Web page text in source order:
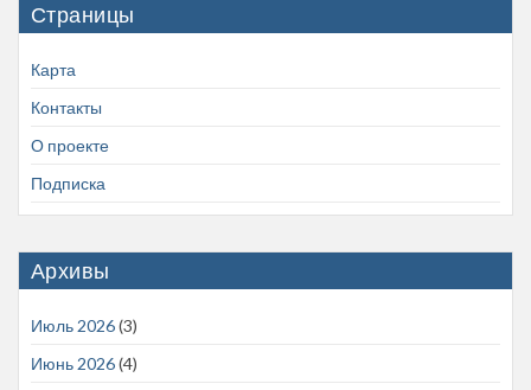
Страницы
Карта
Контакты
О проекте
Подписка
Архивы
Июль 2026(3)
Июнь 2026(4)